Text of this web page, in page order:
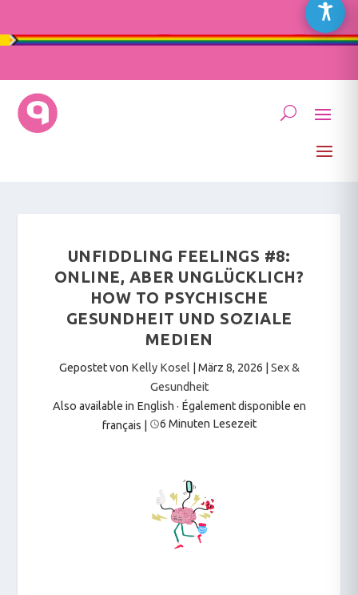
UNFIDDLING FEELINGS #8:
ONLINE, ABER UNGLÜCKLICH?
HOW TO PSYCHISCHE
GESUNDHEIT UND SOZIALE
MEDIEN
Gepostet von Kelly Kosel März 8, 2026
Sex &
Gesundheit
Also available in English · Également disponible en
français
6 Minuten Lesezeit